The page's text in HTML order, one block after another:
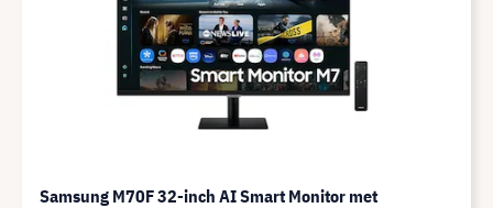
Samsung M70F 32-inch AI Smart Monitor met